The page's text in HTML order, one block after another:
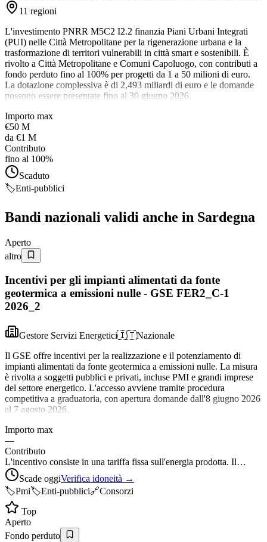
11 regioni
L'investimento PNRR M5C2 I2.2 finanzia Piani Urbani Integrati
(PUI) nelle Città Metropolitane per la rigenerazione urbana e la
trasformazione di territori vulnerabili in città smart e sostenibili. È
rivolto a Città Metropolitane e Comuni Capoluogo, con contributi a
fondo perduto fino al 100% per progetti da 1 a 50 milioni di euro.
La dotazione complessiva è di 2,493 miliardi di euro e le domande
possono essere presentate fino al 30 giugno 2026.
Importo max
€50 M
da €1 M
Contributo
fino al 100%
Scaduto
🏷️Enti-pubblici
Bandi nazionali validi anche in Sardegna
Aperto
altro
Incentivi per gli impianti alimentati da fonte
geotermica a emissioni nulle - GSE FER2_C-1
2026_2
Gestore Servizi Energetici🇮🇹Nazionale
Il GSE offre incentivi per la realizzazione e il potenziamento di
impianti alimentati da fonte geotermica a emissioni nulle. La misura
è rivolta a soggetti pubblici e privati, incluse PMI e grandi imprese
del settore energetico. L'accesso avviene tramite procedura
competitiva a graduatoria, con apertura domande dall'8 giugno 2026
al 7 agosto 2026.
Importo max
—
Contributo
L'incentivo consiste in una tariffa fissa sull'energia prodotta. Il…
Scade oggiVerifica idoneità →
🏷️Pmi🏷️Enti-pubblici🔗Consorzi
Top
Aperto
Fondo perduto